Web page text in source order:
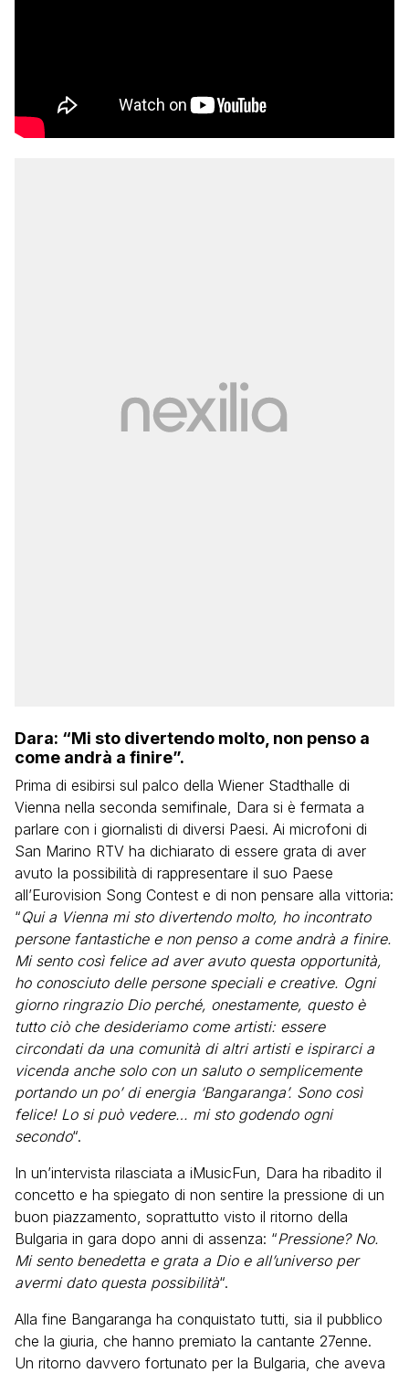
Dara: “Mi sto divertendo molto, non penso a
come andrà a finire”.
Prima di esibirsi sul palco della Wiener Stadthalle di
Vienna nella seconda semifinale, Dara si è fermata a
parlare con i giornalisti di diversi Paesi. Ai microfoni di
San Marino RTV ha dichiarato di essere grata di aver
avuto la possibilità di rappresentare il suo Paese
all’Eurovision Song Contest e di non pensare alla vittoria:
“Qui a Vienna mi sto divertendo molto, ho incontrato
persone fantastiche e non penso a come andrà a finire.
Mi sento così felice ad aver avuto questa opportunità,
ho conosciuto delle persone speciali e creative. Ogni
giorno ringrazio Dio perché, onestamente, questo è
tutto ciò che desideriamo come artisti: essere
circondati da una comunità di altri artisti e ispirarci a
vicenda anche solo con un saluto o semplicemente
portando un po’ di energia ‘Bangaranga’. Sono così
felice! Lo si può vedere… mi sto godendo ogni
secondo“.
In un’intervista rilasciata a iMusicFun, Dara ha ribadito il
concetto e ha spiegato di non sentire la pressione di un
buon piazzamento, soprattutto visto il ritorno della
Bulgaria in gara dopo anni di assenza: “Pressione? No.
Mi sento benedetta e grata a Dio e all’universo per
avermi dato questa possibilità“.
Alla fine Bangaranga ha conquistato tutti, sia il pubblico
che la giuria, che hanno premiato la cantante 27enne.
Un ritorno davvero fortunato per la Bulgaria, che aveva